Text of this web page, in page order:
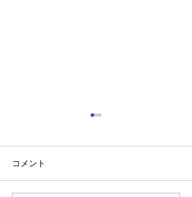
陽菜実園の2024年
コメント